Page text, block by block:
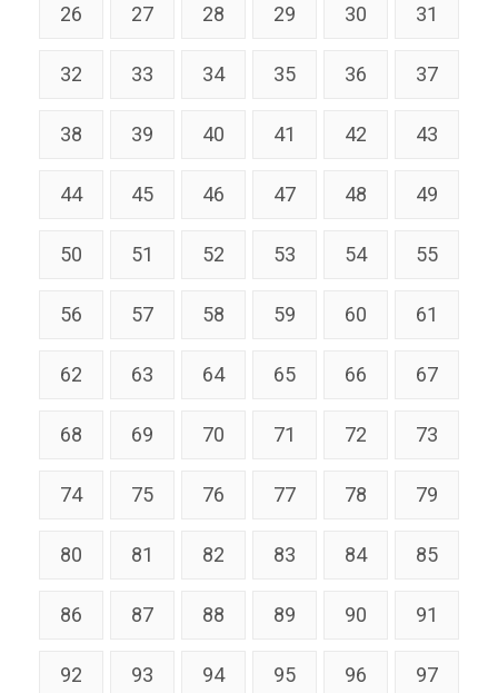
26 27 28 29 30 31
32 33 34 35 36 37
38 39 40 41 42 43
44 45 46 47 48 49
50 51 52 53 54 55
56 57 58 59 60 61
62 63 64 65 66 67
68 69 70 71 72 73
74 75 76 77 78 79
80 81 82 83 84 85
86 87 88 89 90 91
92 93 94 95 96 97